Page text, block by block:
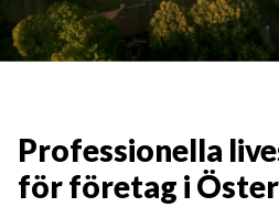
Professionella
för företag i